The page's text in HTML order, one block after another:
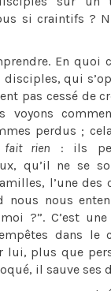
si craintifs ?
En quoi
qui
pas cessé de
voyons
perdus ;
rien : ils
qu’il ne se
l’une
nous nous
?”. C’est
dans le
lui, plus que
il sauve ses